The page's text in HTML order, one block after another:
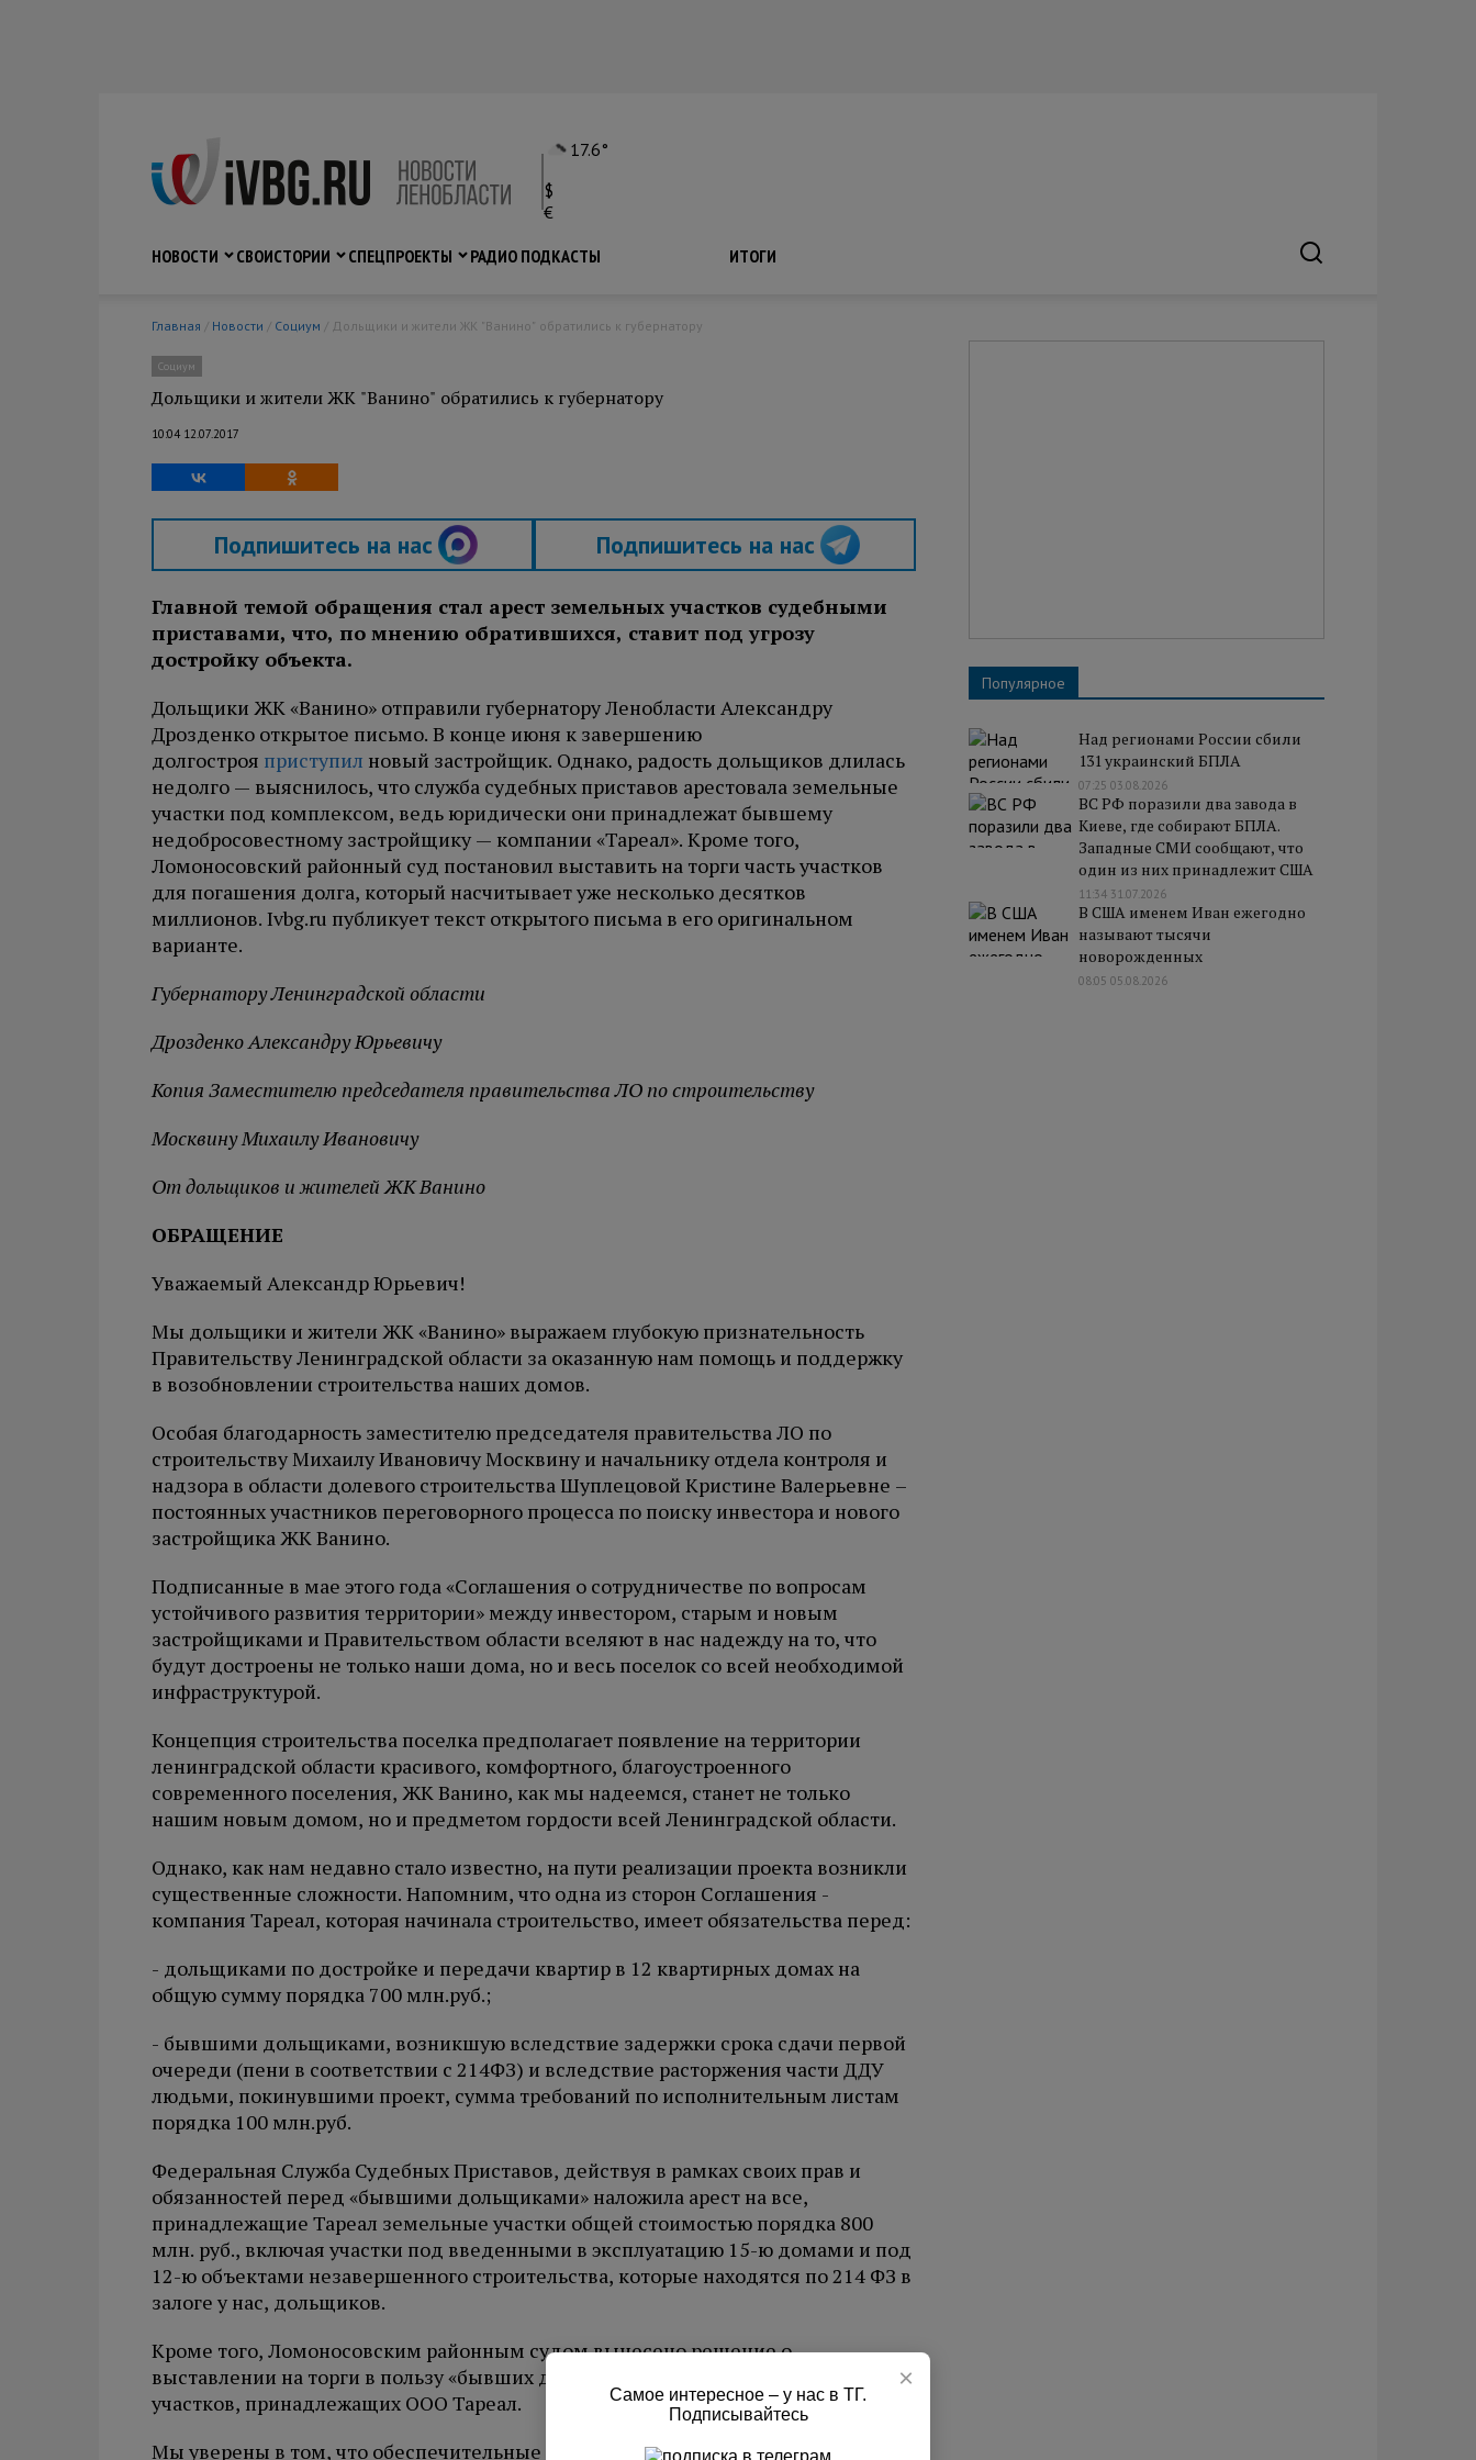
17.6°
$
€
НОВОСТИ
СВОИСТОРИИ СПЕЦПРОЕКТЫ РАДИО ПОДКАСТЫ ИТОГИ
Главная / Новости / Социум / Дольщики и жители ЖК "Ванино" обратились к губернатору
Социум
Дольщики и жители ЖК "Ванино" обратились к губернатору
10:04 12.07.2017
Подпишитесь на нас Подпишитесь на нас
Главной темой обращения стал арест земельных участков судебными
приставами, что, по мнению обратившихся, ставит под угрозу
достройку объекта.
Дольщики ЖК «Ванино» отправили губернатору Ленобласти Александру
Дрозденко открытое письмо. В конце июня к завершению
долгостроя приступил новый застройщик. Однако, радость дольщиков длилась
недолго — выяснилось, что служба судебных приставов арестовала земельные
участки под комплексом, ведь юридически они принадлежат бывшему
недобросовестному застройщику — компании «Тареал». Кроме того,
Ломоносовский районный суд постановил выставить на торги часть участков
для погашения долга, который насчитывает уже несколько десятков
миллионов. Ivbg.ru публикует текст открытого письма в его оригинальном
варианте.
Губернатору Ленинградской области
Дрозденко Александру Юрьевичу
Копия Заместителю председателя правительства ЛО по строительству
Москвину Михаилу Ивановичу
От дольщиков и жителей ЖК Ванино
ОБРАЩЕНИЕ
Уважаемый Александр Юрьевич!
Мы дольщики и жители ЖК «Ванино» выражаем глубокую признательность
Правительству Ленинградской области за оказанную нам помощь и поддержку
в возобновлении строительства наших домов.
Особая благодарность заместителю председателя правительства ЛО по
строительству Михаилу Ивановичу Москвину и начальнику отдела контроля и
надзора в области долевого строительства Шуплецовой Кристине Валерьевне –
постоянных участников переговорного процесса по поиску инвестора и нового
застройщика ЖК Ванино.
Подписанные в мае этого года «Соглашения о сотрудничестве по вопросам
устойчивого развития территории» между инвестором, старым и новым
застройщиками и Правительством области вселяют в нас надежду на то, что
будут достроены не только наши дома, но и весь поселок со всей необходимой
инфраструктурой.
Концепция строительства поселка предполагает появление на территории
ленинградской области красивого, комфортного, благоустроенного
современного поселения, ЖК Ванино, как мы надеемся, станет не только
нашим новым домом, но и предметом гордости всей Ленинградской области.
Однако, как нам недавно стало известно, на пути реализации проекта возникли
существенные сложности. Напомним, что одна из сторон Соглашения -
компания Тареал, которая начинала строительство, имеет обязательства перед:
- дольщиками по достройке и передачи квартир в 12 квартирных домах на
общую сумму порядка 700 млн.руб.;
- бывшими дольщиками, возникшую вследствие задержки срока сдачи первой
очереди (пени в соответствии с 214ФЗ) и вследствие расторжения части ДДУ
людьми, покинувшими проект, сумма требований по исполнительным листам
порядка 100 млн.руб.
Федеральная Служба Судебных Приставов, действуя в рамках своих прав и
обязанностей перед «бывшими дольщиками» наложила арест на все,
принадлежащие Тареал земельные участки общей стоимостью порядка 800
млн. руб., включая участки под введенными в эксплуатацию 15-ю домами и под
12-ю объектами незавершенного строительства, которые находятся по 214 ФЗ в
залоге у нас, дольщиков.
Кроме того, Ломоносовским районным судом вынесено решение о
выставлении на торги в пользу «бывших дольщиков» 129 (из 152) земельных
участков, принадлежащих ООО Тареал.
Мы уверены в том, что обеспечительные меры наложены на земельные
Популярное
Над регионами России сбили
131 украинский БПЛА
07:25 03.08.2026
ВС РФ поразили два завода в
Киеве, где собирают БПЛА.
Западные СМИ сообщают, что
один из них принадлежит США
11:34 31.07.2026
В США именем Иван ежегодно
называют тысячи
новорожденных
08:05 05.08.2026
×
Самое интересное – у нас в ТГ.
Подписывайтесь